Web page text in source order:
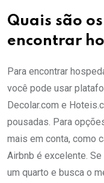
Quais são
encontrar
Para encontrar
você pode usar
Decolar.com e
pousadas. Para
mais em conta, como
Airbnb é excelente.
um quarto e busca o